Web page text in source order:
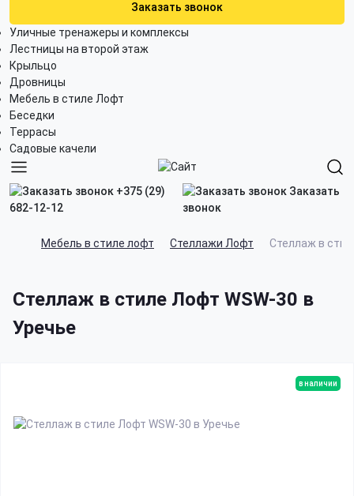
Заказать звонок
Уличные тренажеры и комплексы
Лестницы на второй этаж
Крыльцо
Дровницы
Мебель в стиле Лофт
Беседки
Террасы
Садовые качели
+375 (29)
682-12-12
Заказать
звонок
Мебель в стиле лофт Стеллажи Лофт Стеллаж в
Стеллаж в стиле Лофт WSW-30 в
Уречье
в наличии